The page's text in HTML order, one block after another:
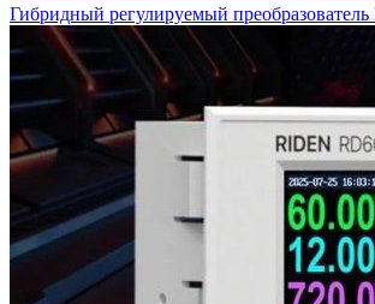
Гибридный регулируемый преобразователь